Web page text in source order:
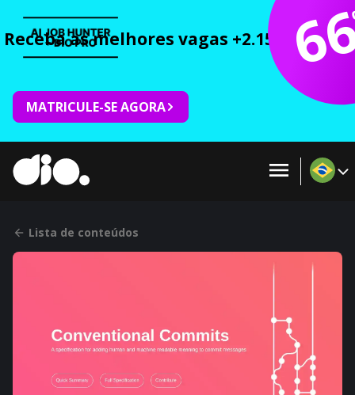
Receba as melhores vagas +2.150 cursos
MATRICULE-SE AGORA
Lista de conteúdos